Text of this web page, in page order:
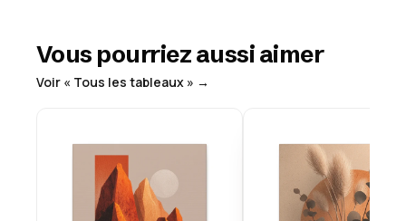
Vous pourriez aussi aimer
Voir « Tous les tableaux » →